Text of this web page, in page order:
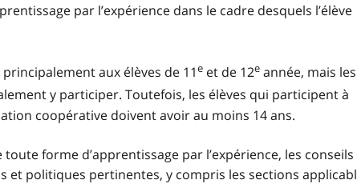
par l’expérience dans le cadre desquels l’élève
aux élèves de 11e et de 12e année, mais les
y participer. Toutefois, les élèves qui participent à
coopérative doivent avoir au moins 14 ans.
forme d’apprentissage par l’expérience, les conseils
et politiques pertinentes, y compris les sections